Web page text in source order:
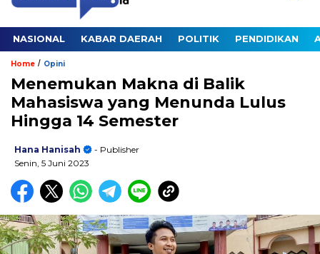
NASIONAL KABAR DAERAH POLITIK PENDIDIKAN
Home / Opini
Menemukan Makna di Balik
Mahasiswa yang Menunda Lulus
Hingga 14 Semester
Hana Hanisah
- Publisher
Senin, 5 Juni 2023